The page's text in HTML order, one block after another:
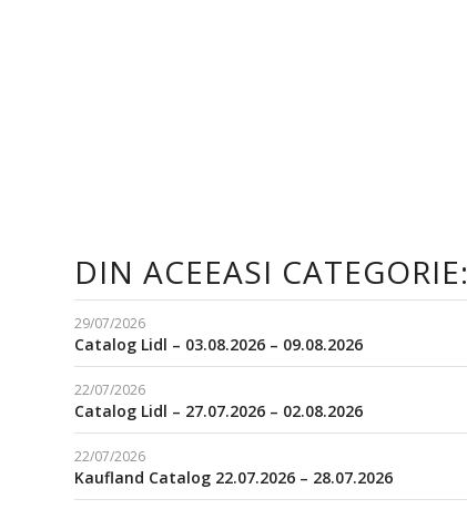
DIN ACEEASI CATEGORIE:
29/07/2026
Catalog Lidl – 03.08.2026 – 09.08.2026
22/07/2026
Catalog Lidl – 27.07.2026 – 02.08.2026
22/07/2026
Kaufland Catalog 22.07.2026 – 28.07.2026